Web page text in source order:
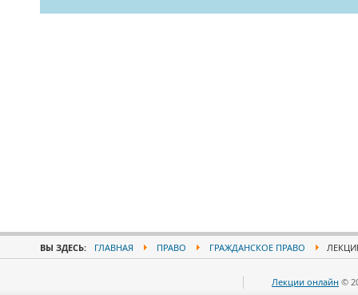
ВЫ ЗДЕСЬ: ГЛАВНАЯ ПРАВО ГРАЖДАНСКОЕ ПРАВО
Лекции онлайн ©